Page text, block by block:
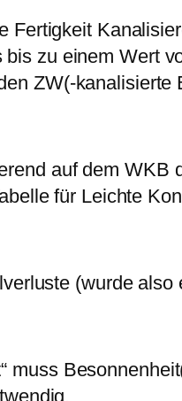
Fertigkeit
zu einem Wert
ZW(-
auf dem
für Leichte
(wurde also
muss